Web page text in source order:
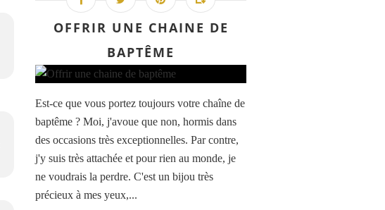
OFFRIR UNE CHAINE DE
BAPTÊME
Est-ce que vous portez toujours votre chaîne de
baptême ? Moi, j'avoue que non, hormis dans
des occasions très exceptionnelles. Par contre,
j'y suis très attachée et pour rien au monde, je
ne voudrais la perdre. C'est un bijou très
précieux à mes yeux,...